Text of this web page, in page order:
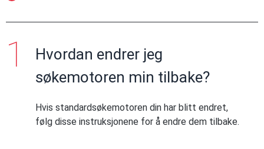
Hvordan endrer jeg
søkemotoren min tilbake?
Hvis standardsøkemotoren din har blitt endret,
følg disse instruksjonene for å endre dem tilbake.